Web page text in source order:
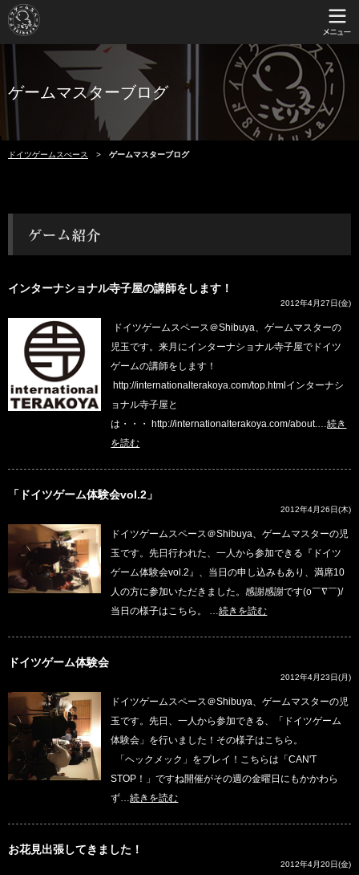
ゲームマスターブログ
ドイツゲームスぺース ゲームマスターブログ
インターナショナル寺子屋の講師をします！
2012年4月27日(金)
ドイツゲームスペース＠Shibuya、ゲームマスターの
児玉です。来月にインターナショナル寺子屋でドイツ
ゲームの講師をします！
http://internationalterakoya.com/top.htmlインターナシ
ョナル寺子屋と
は・・・ http://internationalterakoya.com/about.…続き
を読む
「ドイツゲーム体験会vol.2」
2012年4月26日(木)
ドイツゲームスペース＠Shibuya、ゲームマスターの児
玉です。先日行われた、一人から参加できる『ドイツ
ゲーム体験会vol.2』、当日の申し込みもあり、満席10
人の方に参加いただきました。感謝感謝です(o￣∇￣)/
当日の様子はこちら。 …続きを読む
ドイツゲーム体験会
2012年4月23日(月)
ドイツゲームスペース＠Shibuya、ゲームマスターの児
玉です。先日、一人から参加できる、「ドイツゲーム
体験会」を行いました！その様子はこちら。
「ヘックメック」をプレイ！こちらは「CAN'T
STOP！」ですね開催がその週の金曜日にもかかわら
ず…続きを読む
お花見出張してきました！
2012年4月20日(金)